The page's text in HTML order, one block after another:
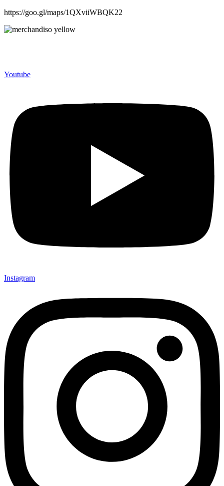
https://goo.gl/maps/1QXviiWBQK22
Youtube
Instagram